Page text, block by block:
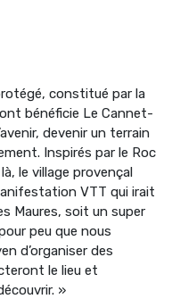
constitué par la
bénéficie Le Cannet-
devenir un terrain
Inspirés par le Roc
le village provençal
VTT qui irait
Maures, soit un super
peu que nous
d’organiser des
le lieu et
»